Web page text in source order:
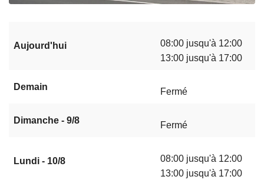
Aujourd'hui
08:00 jusqu'à 12:00
13:00 jusqu'à 17:00
Demain Fermé
Dimanche - 9/8 Fermé
Lundi - 10/8
08:00 jusqu'à 12:00
13:00 jusqu'à 17:00